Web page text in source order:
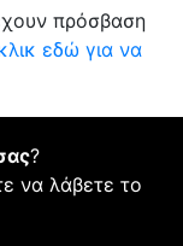
πρόσβαση
εδώ για να
?
να λάβετε το